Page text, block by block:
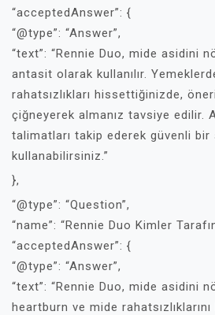
“acceptedAnswer”: {
“@type”: “Answer”,
“text”: “Rennie Duo, mide asidini
antasit olarak kullanılır.
rahatsızlıkları hissettiğinizde,
çiğneyerek almanız tavsiye edilir.
talimatları takip ederek güvenli bir
kullanabilirsiniz.”
},
“@type”: “Question”,
“name”: “Rennie Duo Kimler
“acceptedAnswer”: {
“@type”: “Answer”,
“text”: “Rennie Duo, mide asidini
heartburn ve mide